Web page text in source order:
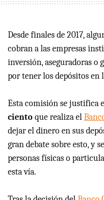
Desde finales de 2017,
cobran a las empresas
inversión, aseguradoras o
por tener los depósitos en
Esta comisión se justifica
ciento que realiza el
dejar el dinero en sus
gran debate sobre esto, y
personas físicas o
esta vía.